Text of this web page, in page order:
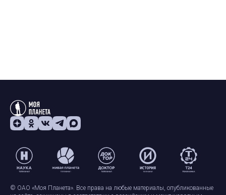
© ОАО «Моя Планета». Все права на любые материалы, опубликованные